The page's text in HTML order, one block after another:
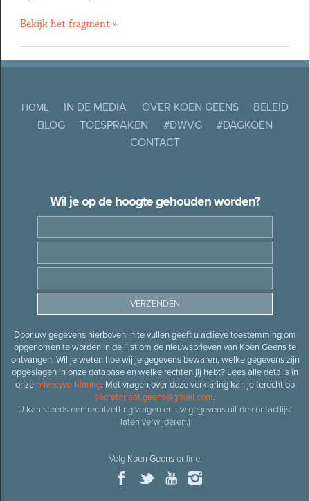
Bekijk het fragment »
HOME IN DE MEDIA OVER KOEN GEENS
BELEID
BLOG
TOESPRAKEN #DWVG
#DAGKOEN
CONTACT
Wil je op de hoogte gehouden worden?
Door uw gegevens hierboven in te vullen geeft u actieve toestemming om
opgenomen te worden in de lijst om de nieuwsbrieven van Koen Geens te
ontvangen. Wil je weten hoe wij je gegevens bewaren, welke gegevens zijn
opgeslagen in onze database en welke rechten jij hebt? Lees alle details in
onze privacyverklaring. Met vragen over deze verklaring kan je terecht op
secretariaat.geens@gmail.com.
U kan steeds een rechtzetting vragen en uw gegevens uit de contactlijst
laten verwijderen.)
Volg Koen Geensonline: